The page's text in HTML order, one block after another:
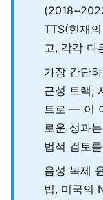
TTS(현재
고, 각각 다
가장 간단
근성 트랙,
트로 — 이
로운 성과
법적 검토
음성 복제
법, 미국의